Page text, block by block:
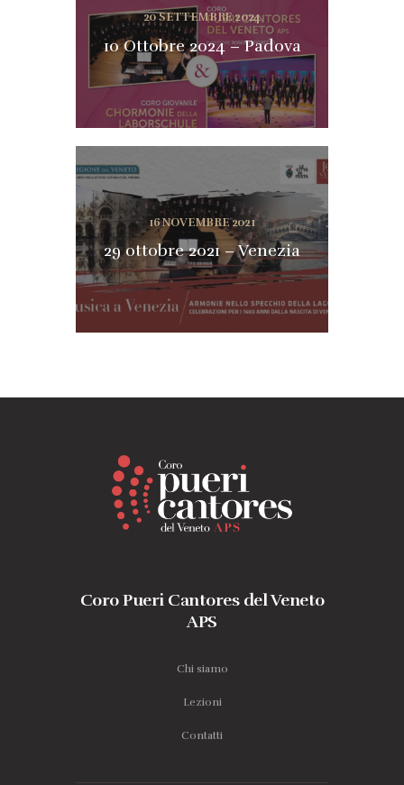
20 SETTEMBRE 2024
10 Ottobre 2024 – Padova
16 NOVEMBRE 2021
29 ottobre 2021 – Venezia
Coro Pueri Cantores del Veneto
APS
Chi siamo
Lezioni
Contatti